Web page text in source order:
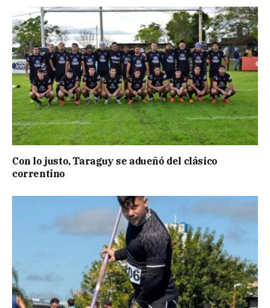
Con lo justo, Taraguy se adueñó del clásico
correntino